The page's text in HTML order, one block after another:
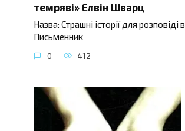
темряві» Елвін Шварц
Назва: Страшні історії для розповіді
Письменник
0 412